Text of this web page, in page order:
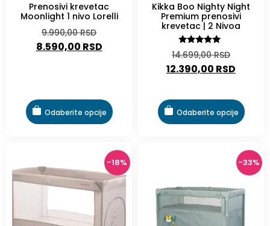
Prenosivi krevetac
Moonlight 1 nivo Lorelli
9.990,00RSD
8.590,00 RSD
Odaberite opcije
Kikka Boo Nighty Night
Premium prenosivi
krevetac | 2 Nivoa
Ocenjeno
sa
5.00
od 5
14.699,00RSD
12.390,00 RSD
Odaberite opcije
-18% -33%